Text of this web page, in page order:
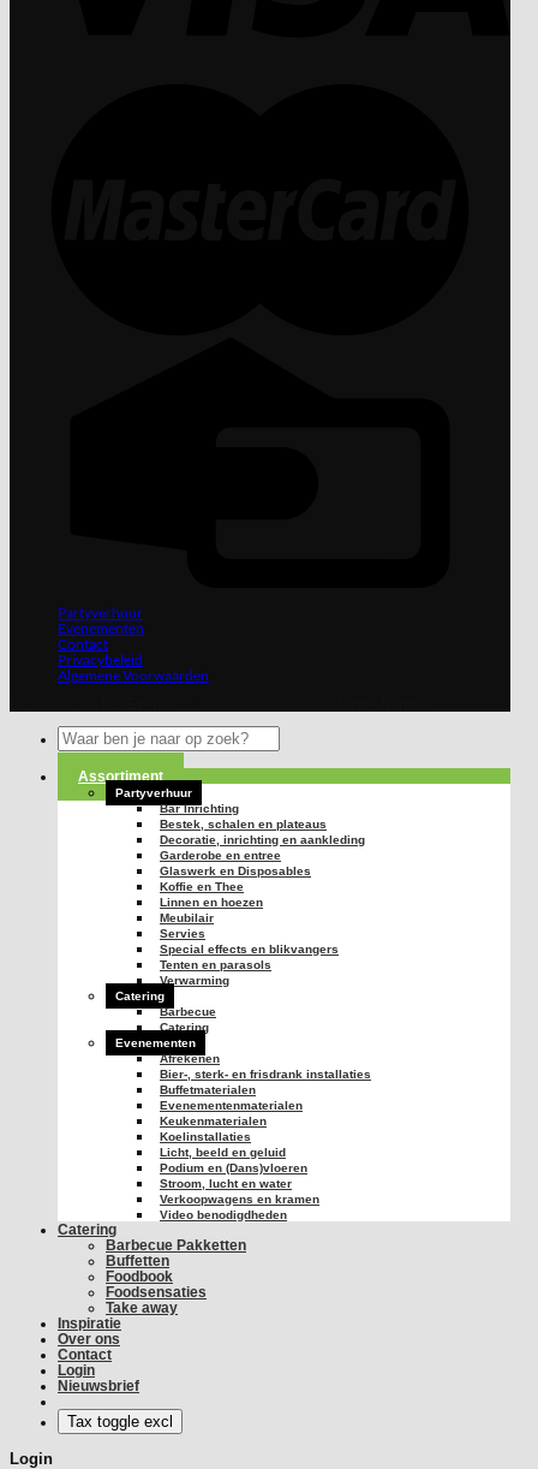
Partyverhuur
Evenementen
Contact
Privacybeleid
Algemene Voorwaarden
Zoeken
naar:
Assortiment
Partyverhuur
Bar Inrichting
Bestek, schalen en plateaus
Decoratie, inrichting en aankleding
Garderobe en entree
Glaswerk en Disposables
Koffie en Thee
Linnen en hoezen
Meubilair
Servies
Special effects en blikvangers
Tenten en parasols
Verwarming
Catering
Barbecue
Catering
Evenementen
Afrekenen
Bier-, sterk- en frisdrank installaties
Buffetmaterialen
Evenementenmaterialen
Keukenmaterialen
Koelinstallaties
Licht, beeld en geluid
Podium en (Dans)vloeren
Stroom, lucht en water
Verkoopwagens en kramen
Video benodigdheden
Catering
Barbecue Pakketten
Buffetten
Foodbook
Foodsensaties
Take away
Inspiratie
Over ons
Contact
Login
Nieuwsbrief
Login